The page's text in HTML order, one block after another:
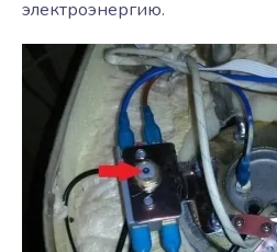
электроэнергию.